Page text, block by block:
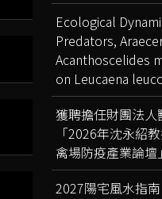
Ecological
Predators,
Acanthoscelides
on Leucaena
獲聘擔任財團法
「2026年沈永紹
禽場防疫產業論壇
2027陽宅風水指南